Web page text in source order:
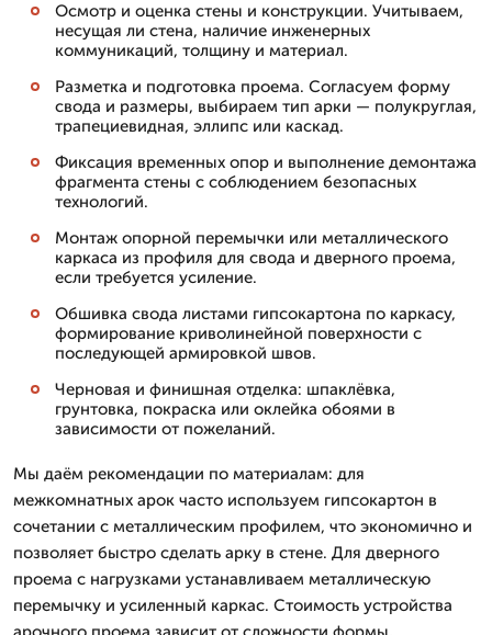
Осмотр и оценка стены и конструкции. Учитываем,
несущая ли стена, наличие инженерных
коммуникаций, толщину и материал.
Разметка и подготовка проема. Согласуем форму
свода и размеры, выбираем тип арки — полукруглая,
трапециевидная, эллипс или каскад.
Фиксация временных опор и выполнение демонтажа
фрагмента стены с соблюдением безопасных
технологий.
Монтаж опорной перемычки или металлического
каркаса из профиля для свода и дверного проема,
если требуется усиление.
Обшивка свода листами гипсокартона по каркасу,
формирование криволинейной поверхности с
последующей армировкой швов.
Черновая и финишная отделка: шпаклёвка,
грунтовка, покраска или оклейка обоями в
зависимости от пожеланий.
Мы даём рекомендации по материалам: для
межкомнатных арок часто используем гипсокартон в
сочетании с металлическим профилем, что экономично и
позволяет быстро сделать арку в стене. Для дверного
проема с нагрузками устанавливаем металлическую
перемычку и усиленный каркас. Стоимость устройства